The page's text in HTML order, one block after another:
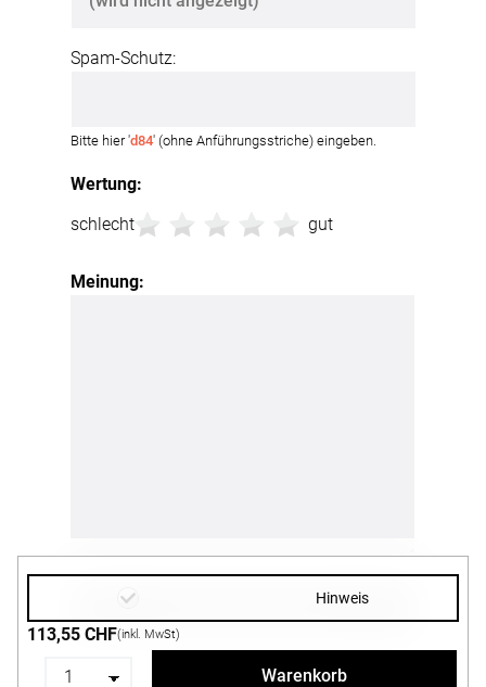
Wertung:
schlecht
gut
Meinung:
Spam-Schutz:
Bitte hier 'd84' (ohne Anführungsstriche) eingeben.
Hinweis
113,55 CHF(inkl. MwSt)
Warenkorb